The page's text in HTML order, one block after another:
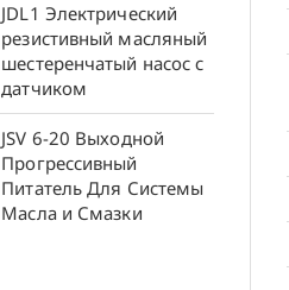
JDL1 Электрический
резистивный масляный
шестеренчатый насос с
датчиком
JSV 6-20 Выходной
Прогрессивный
Питатель Для Системы
Масла и Смазки